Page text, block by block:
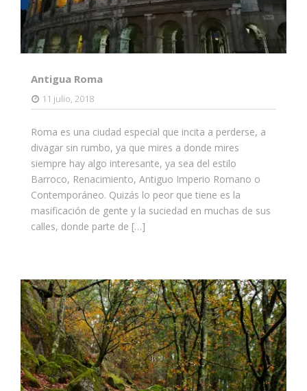
Antigua Roma
11 julio, 2018
Roma es una ciudad especial que incita a perderse, a
divagar sin rumbo, ya que mires a donde mires
siempre hay algo interesante, ya sea del estilo
Barroco, Renacimiento, Antiguo Imperio Romano o
Contemporáneo. Quizás lo peor que tiene es la
masificación de gente y la suciedad en muchas de sus
calles, donde parte de […]